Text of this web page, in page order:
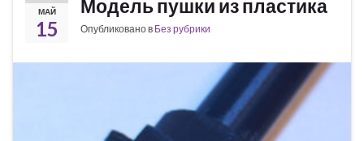
МАЙ
15
Модель пушки из пластика
Опубликовано в Без рубрики